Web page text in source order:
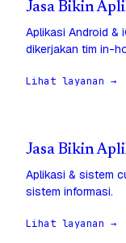
Jasa Bikin
Aplikasi Android &
dikerjakan tim in-
Lihat layanan →
Jasa Bikin
Aplikasi & sistem
sistem informasi.
Lihat layanan →